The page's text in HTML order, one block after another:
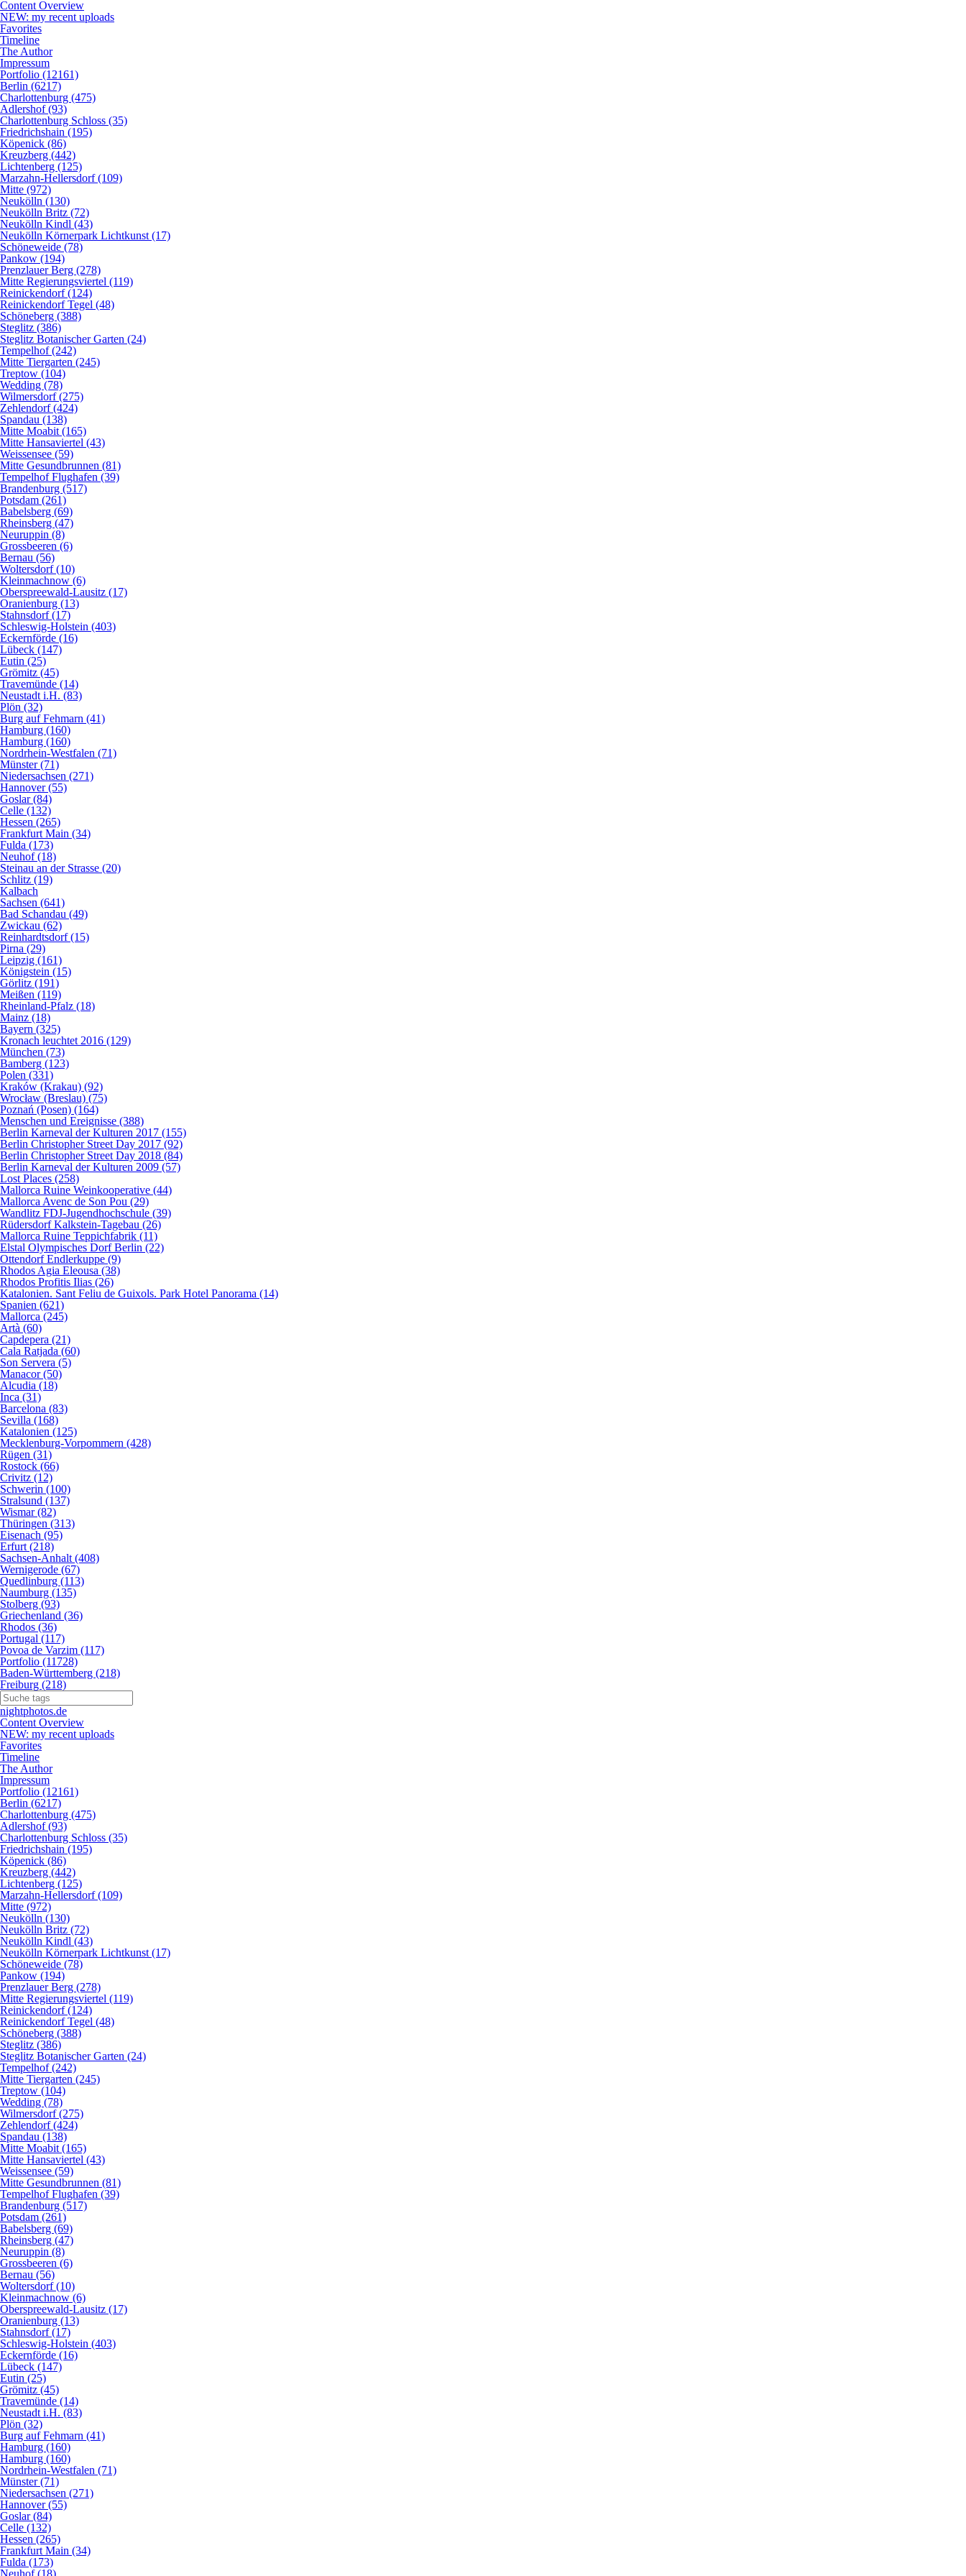
Content Overview
NEW: my recent uploads
Favorites
Timeline
The Author
Impressum
Portfolio (12161)
Berlin (6217)
Charlottenburg (475)
Adlershof (93)
Charlottenburg Schloss (35)
Friedrichshain (195)
Köpenick (86)
Kreuzberg (442)
Lichtenberg (125)
Marzahn-Hellersdorf (109)
Mitte (972)
Neukölln (130)
Neukölln Britz (72)
Neukölln Kindl (43)
Neukölln Körnerpark Lichtkunst (17)
Schöneweide (78)
Pankow (194)
Prenzlauer Berg (278)
Mitte Regierungsviertel (119)
Reinickendorf (124)
Reinickendorf Tegel (48)
Schöneberg (388)
Steglitz (386)
Steglitz Botanischer Garten (24)
Tempelhof (242)
Mitte Tiergarten (245)
Treptow (104)
Wedding (78)
Wilmersdorf (275)
Zehlendorf (424)
Spandau (138)
Mitte Moabit (165)
Mitte Hansaviertel (43)
Weissensee (59)
Mitte Gesundbrunnen (81)
Tempelhof Flughafen (39)
Brandenburg (517)
Potsdam (261)
Babelsberg (69)
Rheinsberg (47)
Neuruppin (8)
Grossbeeren (6)
Bernau (56)
Woltersdorf (10)
Kleinmachnow (6)
Oberspreewald-Lausitz (17)
Oranienburg (13)
Stahnsdorf (17)
Schleswig-Holstein (403)
Eckernförde (16)
Lübeck (147)
Eutin (25)
Grömitz (45)
Travemünde (14)
Neustadt i.H. (83)
Plön (32)
Burg auf Fehmarn (41)
Hamburg (160)
Hamburg (160)
Nordrhein-Westfalen (71)
Münster (71)
Niedersachsen (271)
Hannover (55)
Goslar (84)
Celle (132)
Hessen (265)
Frankfurt Main (34)
Fulda (173)
Neuhof (18)
Steinau an der Strasse (20)
Schlitz (19)
Kalbach
Sachsen (641)
Bad Schandau (49)
Zwickau (62)
Reinhardtsdorf (15)
Pirna (29)
Leipzig (161)
Königstein (15)
Görlitz (191)
Meißen (119)
Rheinland-Pfalz (18)
Mainz (18)
Bayern (325)
Kronach leuchtet 2016 (129)
München (73)
Bamberg (123)
Polen (331)
Kraków (Krakau) (92)
Wrocław (Breslau) (75)
Poznań (Posen) (164)
Menschen und Ereignisse (388)
Berlin Karneval der Kulturen 2017 (155)
Berlin Christopher Street Day 2017 (92)
Berlin Christopher Street Day 2018 (84)
Berlin Karneval der Kulturen 2009 (57)
Lost Places (258)
Mallorca Ruine Weinkooperative (44)
Mallorca Avenc de Son Pou (29)
Wandlitz FDJ-Jugendhochschule (39)
Rüdersdorf Kalkstein-Tagebau (26)
Mallorca Ruine Teppichfabrik (11)
Elstal Olympisches Dorf Berlin (22)
Ottendorf Endlerkuppe (9)
Rhodos Agia Eleousa (38)
Rhodos Profitis Ilias (26)
Katalonien. Sant Feliu de Guixols. Park Hotel Panorama (14)
Spanien (621)
Mallorca (245)
Artà (60)
Capdepera (21)
Cala Ratjada (60)
Son Servera (5)
Manacor (50)
Alcudia (18)
Inca (31)
Barcelona (83)
Sevilla (168)
Katalonien (125)
Mecklenburg-Vorpommern (428)
Rügen (31)
Rostock (66)
Crivitz (12)
Schwerin (100)
Stralsund (137)
Wismar (82)
Thüringen (313)
Eisenach (95)
Erfurt (218)
Sachsen-Anhalt (408)
Wernigerode (67)
Quedlinburg (113)
Naumburg (135)
Stolberg (93)
Griechenland (36)
Rhodos (36)
Portugal (117)
Povoa de Varzim (117)
Portfolio (11728)
Baden-Württemberg (218)
Freiburg (218)
nightphotos.de
Content Overview
NEW: my recent uploads
Favorites
Timeline
The Author
Impressum
Portfolio (12161)
Berlin (6217)
Charlottenburg (475)
Adlershof (93)
Charlottenburg Schloss (35)
Friedrichshain (195)
Köpenick (86)
Kreuzberg (442)
Lichtenberg (125)
Marzahn-Hellersdorf (109)
Mitte (972)
Neukölln (130)
Neukölln Britz (72)
Neukölln Kindl (43)
Neukölln Körnerpark Lichtkunst (17)
Schöneweide (78)
Pankow (194)
Prenzlauer Berg (278)
Mitte Regierungsviertel (119)
Reinickendorf (124)
Reinickendorf Tegel (48)
Schöneberg (388)
Steglitz (386)
Steglitz Botanischer Garten (24)
Tempelhof (242)
Mitte Tiergarten (245)
Treptow (104)
Wedding (78)
Wilmersdorf (275)
Zehlendorf (424)
Spandau (138)
Mitte Moabit (165)
Mitte Hansaviertel (43)
Weissensee (59)
Mitte Gesundbrunnen (81)
Tempelhof Flughafen (39)
Brandenburg (517)
Potsdam (261)
Babelsberg (69)
Rheinsberg (47)
Neuruppin (8)
Grossbeeren (6)
Bernau (56)
Woltersdorf (10)
Kleinmachnow (6)
Oberspreewald-Lausitz (17)
Oranienburg (13)
Stahnsdorf (17)
Schleswig-Holstein (403)
Eckernförde (16)
Lübeck (147)
Eutin (25)
Grömitz (45)
Travemünde (14)
Neustadt i.H. (83)
Plön (32)
Burg auf Fehmarn (41)
Hamburg (160)
Hamburg (160)
Nordrhein-Westfalen (71)
Münster (71)
Niedersachsen (271)
Hannover (55)
Goslar (84)
Celle (132)
Hessen (265)
Frankfurt Main (34)
Fulda (173)
Neuhof (18)